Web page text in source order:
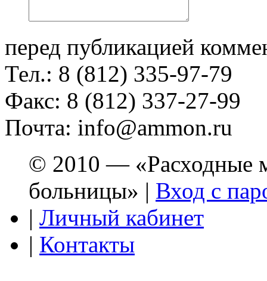
перед публикацией
Тел.: 8 (812) 335-97-79
Факс: 8 (812) 337-27-99
Почта: info@ammon.ru
© 2010 — «Расходные
больницы» | Вход с
| Личный кабинет
| Контакты